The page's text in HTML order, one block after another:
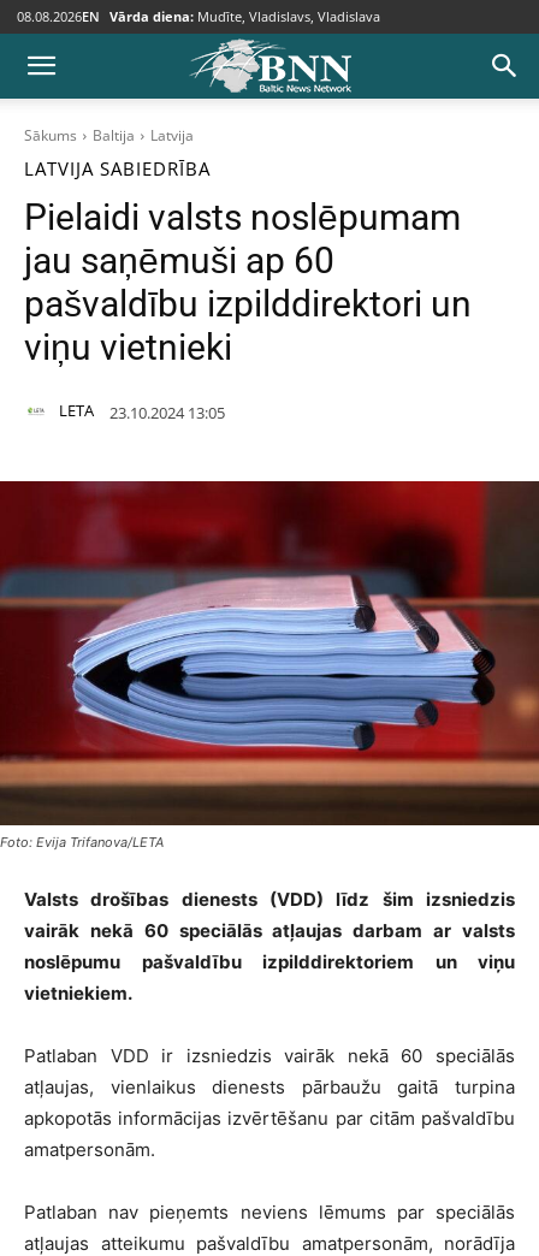
08.08.2026EN Vārda diena: Mudīte, Vladislavs, Vladislava
Sākums Baltija Latvija
LATVIJA SABIEDRĪBA
Pielaidi valsts noslēpumam
jau saņēmuši ap 60
pašvaldību izpilddirektori un
viņu vietnieki
LETA 23.10.2024 13:05
Foto: Evija Trifanova/LETA
Valsts drošības dienests (VDD) līdz šim izsniedzis
vairāk nekā 60 speciālās atļaujas darbam ar valsts
noslēpumu pašvaldību izpilddirektoriem un viņu
vietniekiem.
Patlaban VDD ir izsniedzis vairāk nekā 60 speciālās
atļaujas, vienlaikus dienests pārbaužu gaitā turpina
apkopotās informācijas izvērtēšanu par citām pašvaldību
amatpersonām.
Patlaban nav pieņemts neviens lēmums par speciālās
atļaujas atteikumu pašvaldību amatpersonām, norādīja